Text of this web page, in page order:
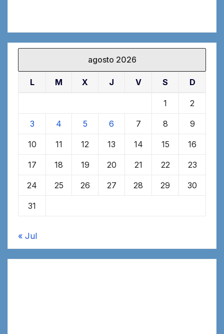
agosto 2026
L M X J V S D
1 2
3 4 5 6 7 8 9
10 11 12 13 14 15 16
17 18 19 20 21 22 23
24 25 26 27 28 29 30
31
« Jul